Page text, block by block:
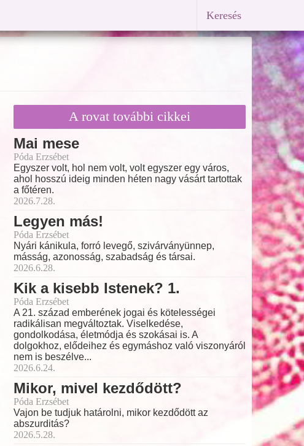
Keresés
A rovat további cikkei
Mai mese
Póda Erzsébet
Egyszer volt, hol nem volt, volt egyszer egy város,
ahol hosszú ideig minden héten nagy vásárt tartottak
a főtéren.
2026.7.28.
Legyen más!
Póda Erzsébet
Nyári kánikula, forró levegő, szivárványünnep,
másság, azonosság, szabadság és társai.
2026.6.28.
Kik a kisebb Istenek? 1.
Póda Erzsébet
A 21. század emberének jogai és kötelességei
radikálisan megváltoztak. Viselkedése,
gondolkodása, életmódja és szokásai is. A
dolgokhoz, elődeihez és egymáshoz való viszonyáról
nem is beszélve...
2026.6.24.
Mikor, mivel kezdődött?
Póda Erzsébet
Vajon be tudjuk határolni, mikor kezdődött az
abszurditás?
2026.5.28.